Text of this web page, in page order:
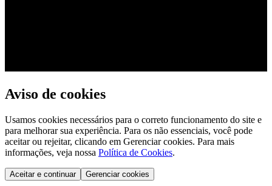
Aviso de cookies
Usamos cookies necessários para o correto funcionamento do site e
para melhorar sua experiência. Para os não essenciais, você pode
aceitar ou rejeitar, clicando em Gerenciar cookies. Para mais
informações, veja nossa Política de Cookies.
Aceitar e continuar Gerenciar cookies